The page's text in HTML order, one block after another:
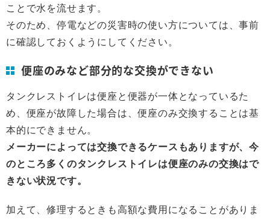
ことで水を流せます。
そのため、停電などの災害時の使い方については、事前
に確認しておくようにしてください。
便座のみなど部分的な交換ができない
タンクレストイレは便座と便器が一体となっているた
め、便座が故障した場合は、便座のみ交換することは基
本的にできません。
メーカーによっては交換できるケースもありますが、今
のところ多くのタンクレストイレは便座のみの交換はで
きない状況です。
加えて、修理するときも高額な費用になることがありま